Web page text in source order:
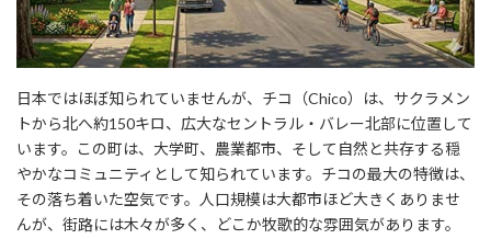
日本ではほぼ知られていませんが、チコ（Chico）は、サクラメン
トから北へ約150キロ、広大なセントラル・バレー北部に位置して
います。この町は、大学町、農業都市、そして自然と共存する穏
やかなコミュニティとして知られています。チコの最大の特徴は、
その落ち着いた空気です。人口規模は大都市ほど大きくありませ
んが、街路には木々が多く、どこか牧歌的な雰囲気があります。